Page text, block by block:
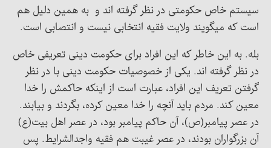
سیستم خاص حکومتی در نظر گرفته اند و به همین دلیل هم
است که میگویند ولایت فقیه انتخابی نیست و انتصابی است.
بله. به این خاطر که این افراد برای حکومت دینی تعریفی خاص
در نظر گرفته اند. یکی از خصوصیات حکومت دینی با در نظر
گرفتن تعریف این افراد، عبارت است از اینکه حاکمش را خدا
معین کند. مردم باید آنچه را خدا معین کرده، بگردند و بیابند.
در عصر پیامبر(ص)، آن حاکم پیامبر بود، در عصر اهل بیت(ع)
آن بزرگواران بودند، در عصر غیبت هم فقیه واجدالشرایط. پس